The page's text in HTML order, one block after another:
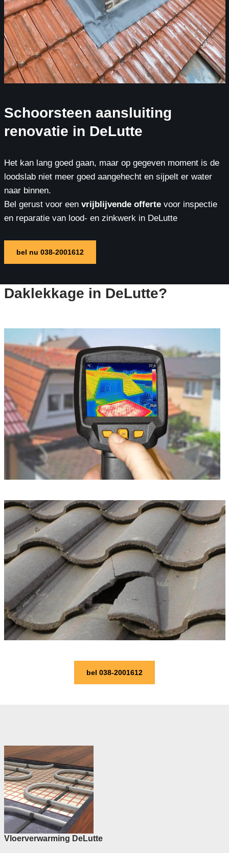
Schoorsteen aansluiting
renovatie in DeLutte
Het kan lang goed gaan, maar op gegeven moment is de
loodslab niet meer goed aangehecht en sijpelt er water
naar binnen.
Bel gerust voor eenvrijblijvende offertevoor inspectie
en reparatie van lood- en zinkwerk in DeLutte
bel nu 038-2001612
Daklekkage in DeLutte?
bel 038-2001612
Vloerverwarming DeLutte